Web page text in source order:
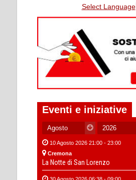
Select Language
Eventi e iniziative
10 Agosto 2026 21:00 - 23:00
Cremona
La Notte di San Lorenzo